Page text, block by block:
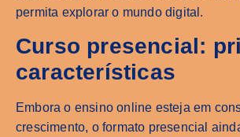
permita explorar o mundo digital.
Curso presencial:
características
Embora o ensino online esteja em
crescimento, o formato presencial